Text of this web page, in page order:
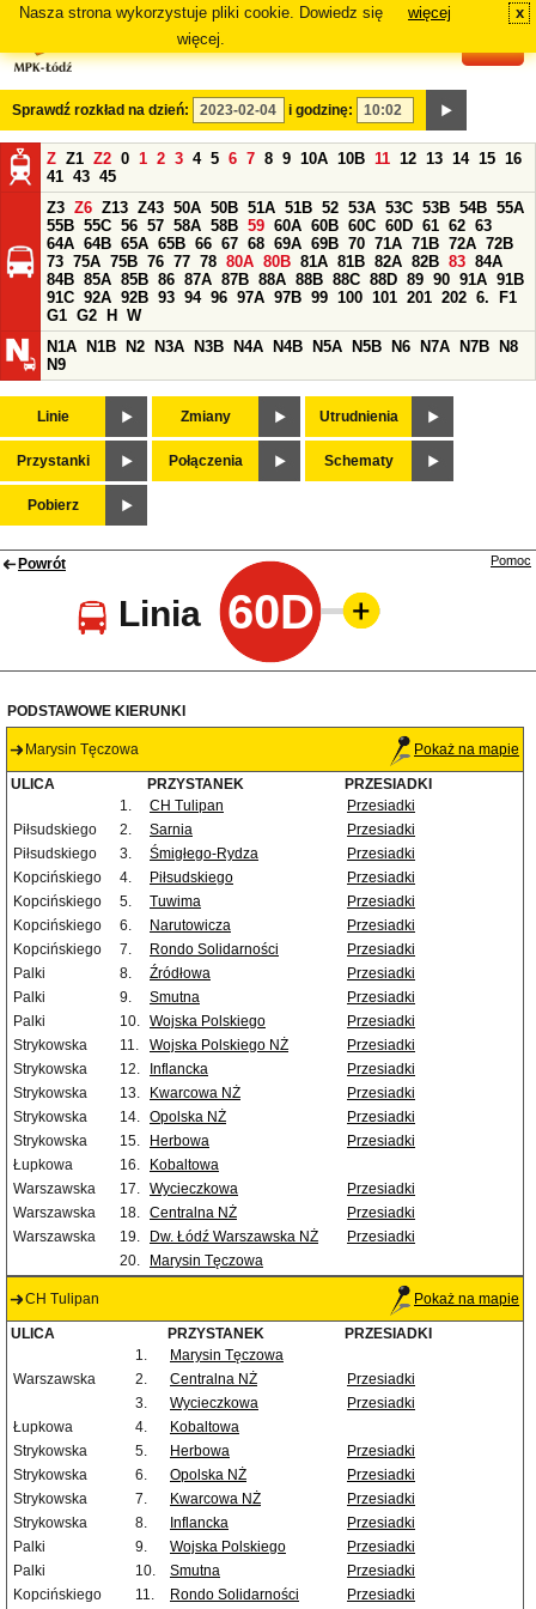
Nasza strona wykorzystuje pliki cookie. Dowiedz się
więcej.
więcej x
Sprawdź rozkład na dzień: i godzinę:
Z Z1 Z2 0 1 2 3 4 5 6 7 8 9 10A 10B 11 12 13 14 15 16
41 43 45
Z3 Z6 Z13 Z43 50A 50B 51A 51B 52 53A 53C 53B 54B 55A
55B 55C 56 57 58A 58B 59 60A 60B 60C 60D 61 62 63
64A 64B 65A 65B 66 67 68 69A 69B 70 71A 71B 72A 72B
73 75A 75B 76 77 78 80A 80B 81A 81B 82A 82B 83 84A
84B 85A 85B 86 87A 87B 88A 88B 88C 88D 89 90 91A 91B
91C 92A 92B 93 94 96 97A 97B 99 100 101 201 202 6.
F1
G1 G2 H
W
N1A
N1B N2 N3A N3B N4A N4B N5A N5B N6 N7A N7B
N8
N9
Linie Zmiany Utrudnienia
Przystanki Połączenia Schematy
Pobierz
Powrót
Linia 60D
Pomoc
PODSTAWOWE KIERUNKI
Marysin Tęczowa Pokaż na mapie
ULICA PRZYSTANEK
PRZESIADKI
1.
CH Tulipan
Przesiadki
Piłsudskiego
2. Sarnia
Przesiadki
Piłsudskiego
3. Śmigłego-Rydza
Przesiadki
Kopcińskiego
4. Piłsudskiego
Przesiadki
Kopcińskiego
5. Tuwima
Przesiadki
Kopcińskiego
6. Narutowicza
Przesiadki
Kopcińskiego
7. Rondo Solidarności
Przesiadki
Palki
8. Źródłowa
Przesiadki
Palki
9. Smutna
Przesiadki
Palki
10. Wojska Polskiego
Przesiadki
Strykowska
11. Wojska Polskiego NŻ
Przesiadki
Strykowska
12. Inflancka
Przesiadki
Strykowska
13. Kwarcowa NŻ
Przesiadki
Strykowska
14. Opolska NŻ
Przesiadki
Strykowska
15. Herbowa
Przesiadki
Łupkowa
16.
Kobaltowa
Warszawska
17. Wycieczkowa
Przesiadki
Warszawska
18. Centralna NŻ
Przesiadki
Warszawska
19. Dw. Łódź Warszawska NŻ
Przesiadki
20.
Marysin Tęczowa
CH Tulipan Pokaż na mapie
ULICA PRZYSTANEK
PRZESIADKI
1.
Marysin Tęczowa
Warszawska
2. Centralna NŻ
Przesiadki
3.
Wycieczkowa
Przesiadki
Łupkowa
4.
Kobaltowa
Strykowska
5. Herbowa
Przesiadki
Strykowska
6. Opolska NŻ
Przesiadki
Strykowska
7. Kwarcowa NŻ
Przesiadki
Strykowska
8. Inflancka
Przesiadki
Palki
9. Wojska Polskiego
Przesiadki
Palki
10. Smutna
Przesiadki
Kopcińskiego
11. Rondo Solidarności Przesiadki